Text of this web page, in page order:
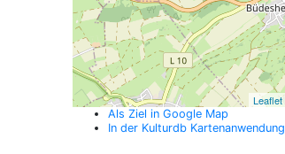
Leaflet
Als Ziel in Google Map
In der Kulturdb Kartenanwendung